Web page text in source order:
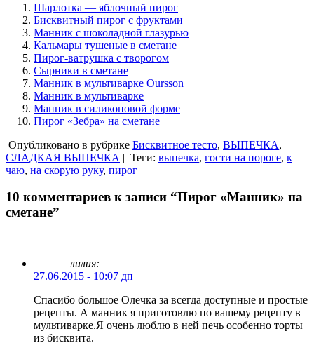
Шарлотка — яблочный пирог
Бисквитный пирог с фруктами
Манник с шоколадной глазурью
Кальмары тушеные в сметане
Пирог-ватрушка с творогом
Сырники в сметане
Манник в мультиварке Oursson
Манник в мультиварке
Манник в силиконовой форме
Пирог «Зебра» на сметане
Опубликовано в рубрике Бисквитное тесто, ВЫПЕЧКА,
СЛАДКАЯ ВЫПЕЧКА | Теги: выпечка, гости на пороге, к
чаю, на скорую руку, пирог
10 комментариев к записи “Пирог «Манник» на
сметане”
лилия:
27.06.2015 - 10:07 дп
Спасибо большое Олечка за всегда доступные и простые
рецепты. А манник я приготовлю по вашему рецепту в
мультиварке.Я очень люблю в ней печь особенно торты
из бисквита.